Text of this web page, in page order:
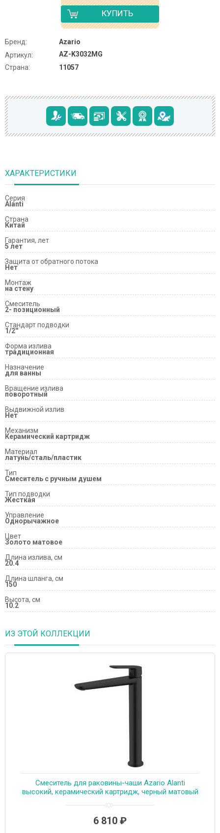
КУПИТЬ
Бренд:
Azario
Артикул:
AZ-K3032MG
Страна:
11057
ХАРАКТЕРИСТИКИ
Серия
Alanti
Страна
Китай
Гарантия, лет
5 лет
Защита от обратного потока
Нет
Монтаж
на стену
Смеситель
2- позиционный
Стандарт подводки
1/2''
Форма излива
традиционная
Назначение
для ванны
Вращение излива
поворотный
Выдвижной излив
Нет
Механизм
Керамический картридж
Материал
латунь/сталь/пластик
Тип
Смеситель с ручным душем
Тип подводки
Жесткая
Управление
Однорычажное
Цвет
Золото матовое
Длина излива, см
20.4
Длина шланга, см
150
Высота, см
10.2
ИЗ ЭТОЙ КОЛЛЕКЦИИ
Смеситель для раковины-чаши Azario Alanti
высокий, керамический картридж, черный матовый
6 810 ₽